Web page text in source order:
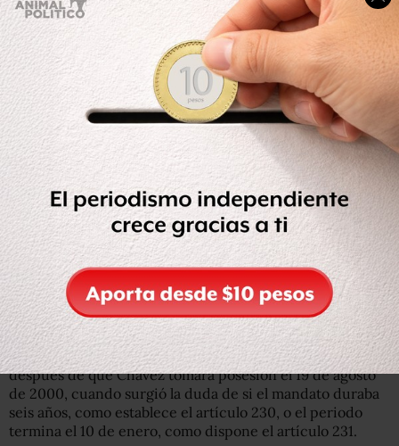
A la hora de actuar como ponente, Morales tendrá que
tener en cuenta la doctrina que hasta ahora venía
manejando el TSJ respecto al acto de toma de posesión, al
menos en el caso de los gobernadores.
En mayo de 2009, la Sala Constitucional del TSJ resolvió
el caso de la toma de posesión del exgobernador del
Estado Carabobo Henrique Salas Feo argumentando que
la toma de posesión es “imprescindible” y “condiciona la
producción de efectos jurídicos”.
“El inicio de la acción de gobierno depende de la
correspondiente toma de posesión, resulta patente que
el acto de juramentación del jefe del ejecutivo estadal
constituye una solemnidad imprescindible”, se puede
leer en la Decisión de 26 de mayo de 2009.
También se pronunció respecto al 10 de enero poco
después de que Chávez tomara posesión el 19 de agosto
de 2000, cuando surgió la duda de si el mandato duraba
seis años, como establece el artículo 230, o el periodo
termina el 10 de enero, como dispone el artículo 231.